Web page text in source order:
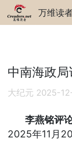
万维读
中南海政
大纪元 2025-
李燕铭评
2025年11月